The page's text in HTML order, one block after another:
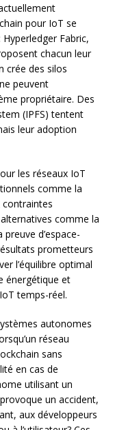
pour IoT se
Fabric,
chacun leur
crée des silos
peuvent
propriétaire. Des
(IPFS) tentent
leur adoption
les réseaux IoT
comme la
contraintes
comme la
d’espace-
prometteurs
l’équilibre optimal
énergétique et
temps-réel.
autonomes
réseau
sans
en cas de
utilisant un
un accident,
aux développeurs